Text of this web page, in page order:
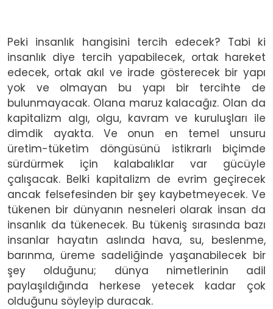
Peki insanlık hangisini tercih edecek? Tabi ki
insanlık diye tercih yapabilecek, ortak hareket
edecek, ortak akıl ve irade gösterecek bir yapı
yok ve olmayan bu yapı bir tercihte de
bulunmayacak. Olana maruz kalacağız. Olan da
kapitalizm algı, olgu, kavram ve kuruluşları ile
dimdik ayakta. Ve onun en temel unsuru
üretim-tüketim döngüsünü istikrarlı biçimde
sürdürmek için kalabalıklar var gücüyle
çalışacak. Belki kapitalizm de evrim geçirecek
ancak felsefesinden bir şey kaybetmeyecek. Ve
tükenen bir dünyanın nesneleri olarak insan da
insanlık da tükenecek. Bu tükeniş sırasında bazı
insanlar hayatın aslında hava, su, beslenme,
barınma, üreme sadeliğinde yaşanabilecek bir
şey olduğunu; dünya nimetlerinin adil
paylaşıldığında herkese yetecek kadar çok
olduğunu söyleyip duracak.